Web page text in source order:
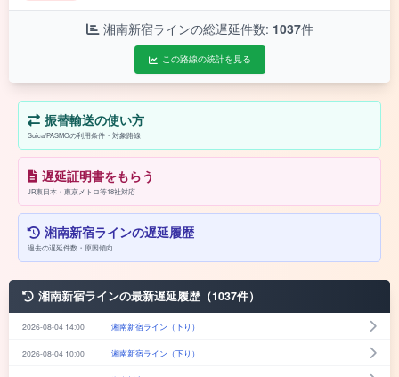
湘南新宿ラインの総遅延件数: 1037件
この路線の統計を見る
振替輸送の使い方
Suica/PASMOの利用条件・対象路線
遅延証明書をもらう
JR東日本・東京メトロ等18社対応
湘南新宿ラインの遅延履歴
過去の遅延件数・原因傾向
湘南新宿ラインの最新遅延履歴（1037件）
2026-08-04 14:00 湘南新宿ライン（下り）
2026-08-04 10:00 湘南新宿ライン（下り）